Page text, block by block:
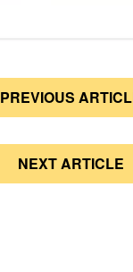
PREVIOUS
NEXT ARTICLE